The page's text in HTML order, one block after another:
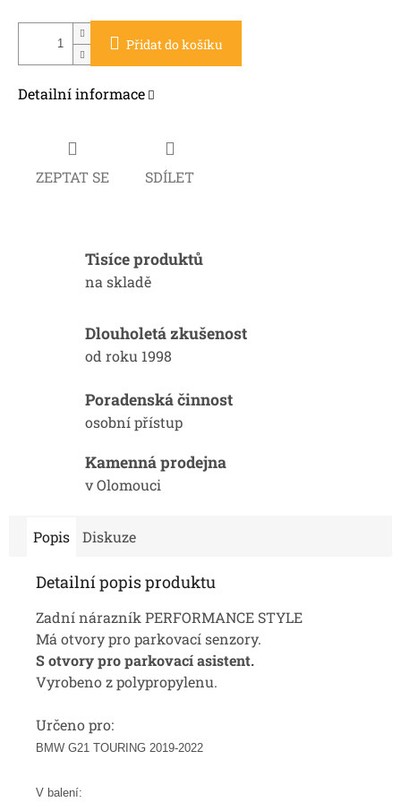
Přidat do košíku
Detailní informace
ZEPTAT SE SDÍLET
Tisíce produktů
na skladě
Dlouholetá zkušenost
od roku 1998
Poradenská činnost
osobní přístup
Kamenná prodejna
v Olomouci
Popis Diskuze
Detailní popis produktu
Zadní nárazník PERFORMANCE STYLE
Má otvory pro parkovací senzory.
S otvory pro parkovací asistent.
Vyrobeno z polypropylenu.
Určeno pro:
BMW G21 TOURING 2019-2022
V balení: